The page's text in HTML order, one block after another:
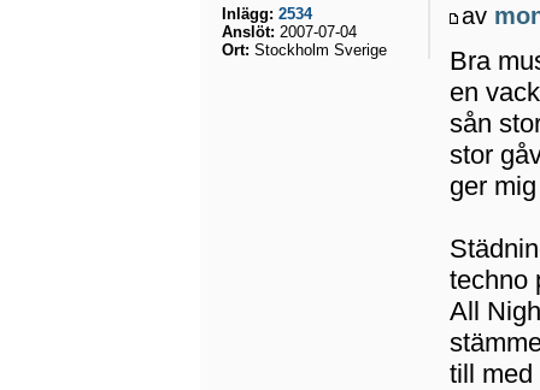
av
Bra
en
sån
stor
ger
techno
All
till med
Inlägg: 2534
Anslöt: 2007-07-04
Ort: Stockholm Sverige